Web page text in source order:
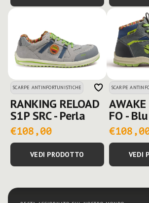
SCARPE ANTINFORTUNISTICHE
RANKING RELOAD
S1P SRC - Perla
€108,00
VEDI PRODOTTO
SCARPE
FO - Blu
VEDI